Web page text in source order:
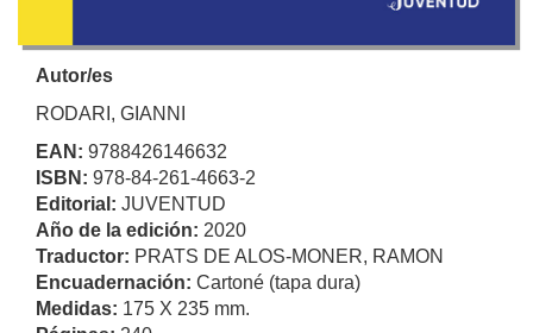
Autor/es
RODARI, GIANNI
EAN: 9788426146632
ISBN: 978-84-261-4663-2
Editorial: JUVENTUD
Año de la edición: 2020
Traductor: PRATS DE ALOS-MONER, RAMON
Encuadernación: Cartoné (tapa dura)
Medidas: 175 X 235 mm.